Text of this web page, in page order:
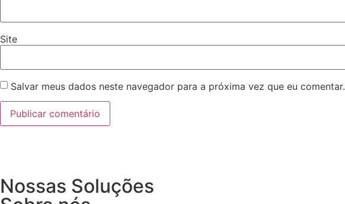
Site
Salvar meus dados neste navegador para a próxima vez que eu comentar.
Nossas Soluções